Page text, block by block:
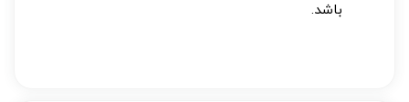
باشد.